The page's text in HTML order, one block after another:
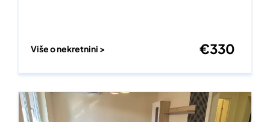
Više o nekretnini > €330